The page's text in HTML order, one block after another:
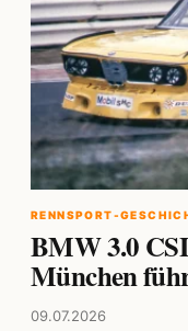
RENNSPORT-
BMW 3.0
München
09.07.2026